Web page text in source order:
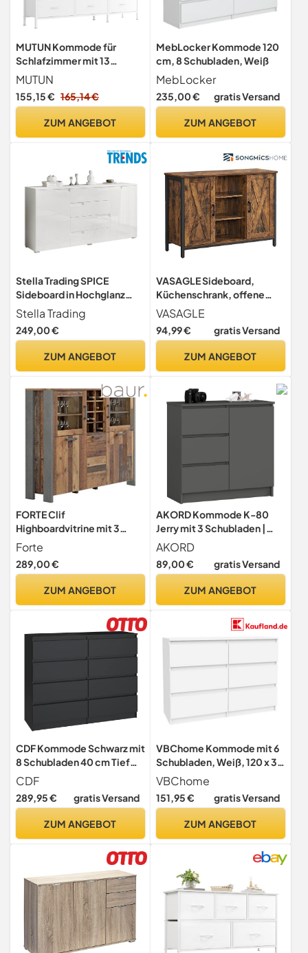
MUTUN Kommode für
Schlafzimmer mit 13
Schubladen, 140 cm breite
Kommode, Stoffkommode
mit 2 Holzregalen,
Stoffschubladen für
Wohnzimmer, Flur, Weiß
MUTUN
155,15 € 165,14 €
ZUM ANGEBOT
MebLocker Kommode 120
cm, 8 Schubladen, Weiß
MebLocker
235,00 € gratis Versand
ZUM ANGEBOT
Stella Trading SPICE
Sideboard in Hochglanz
Weiß - Moderne Kommode
mit viel Stauraum für Ihren
Wohnbereich - 165 x 80 x
Stella Trading
249,00 €
ZUM ANGEBOT
VASAGLE Sideboard,
Küchenschrank, offene
Regalfächer,
Beistellschrank mit Türen,
100 x 35 x 70 cm, Industrie-
schwarz LSC098B01
VASAGLE
94,99 € gratis Versand
ZUM ANGEBOT
FORTE Clif
Highboardvitrine mit 3
Türen unf 2 Glastüren,
Holzwerkstoff, Old –Wood
Vintage/ Betonoptik
41,5 cm
Forte
289,00 €
ZUM ANGEBOT
AKORD Kommode K-80
Jerry mit 3 Schubladen |
Schrank mit 2 Einlegeböden
und 1 Tür | Für das
Wohnzimmer Schlafzimmer
Laminierte Platte |
+ Graphitgrau Front
AKORD
89,00 € gratis Versand
ZUM ANGEBOT
CDF Kommode Schwarz mit
8 Schubladen 40 cm Tief
Komodenschrank Komode
für Wohnzimmer
Schlafzimmer
Kommode viel Stauraum
Kleidung 120 cm Breite
Modern Look
CDF
289,95 € gratis Versand
ZUM ANGEBOT
VBChome Kommode mit 6
Schubladen, Weiß, 120 x 39
x 81 cm, Grifflose Holz-
Schubladenkommode,
Moderner
Schlafzimmer,
Kinderzimmer, Einfache
Montage
VBChome
151,95 € gratis Versand
ZUM ANGEBOT